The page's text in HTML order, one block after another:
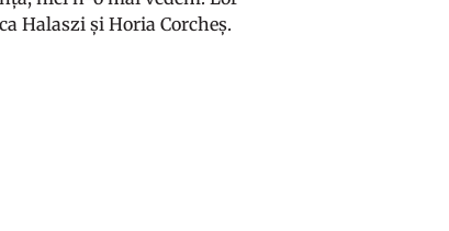
Halaszi și Horia Corcheș.